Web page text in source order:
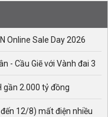
Online Sale Day 2026
- Cầu Giẽ với Vành đai 3
gần 2.000 tỷ đồng
12/8) mất điện nhiều